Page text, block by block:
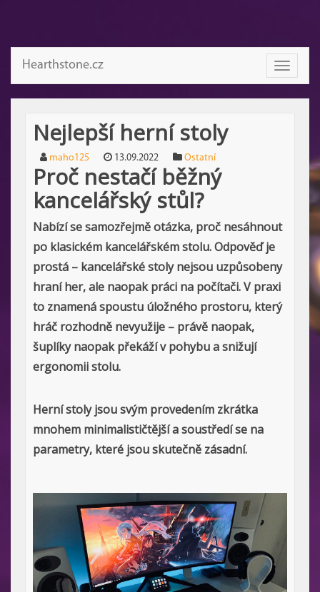
Toggle
Hearthstone.cz
Nejlepší herní stoly
maho125 13.09.2022 Ostatní
Proč nestačí běžný
kancelářský stůl?
Nabízí se samozřejmě otázka, proč nesáhnout
po klasickém kancelářském stolu. Odpověď je
prostá – kancelářské stoly nejsou uzpůsobeny
hraní her, ale naopak práci na počítači. V praxi
to znamená spoustu úložného prostoru, který
hráč rozhodně nevyužije – právě naopak,
šuplíky naopak překáží v pohybu a snižují
ergonomii stolu.
Herní stoly jsou svým provedením zkrátka
mnohem minimalističtější a soustředí se na
parametry, které jsou skutečně zásadní.